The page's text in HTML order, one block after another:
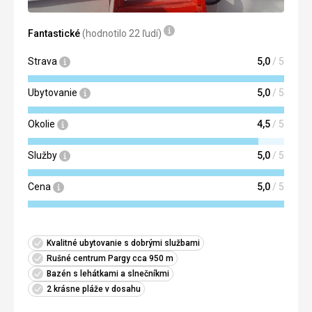
Fantastické(hodnotilo 22 ľudí)
Strava 5,0 / 5
Ubytovanie 5,0 / 5
Okolie 4,5 / 5
Služby 5,0 / 5
Cena 5,0 / 5
Kvalitné ubytovanie s dobrými službami
Rušné centrum Pargy cca 950 m
Bazén s lehátkami a slnečníkmi
2 krásne pláže v dosahu